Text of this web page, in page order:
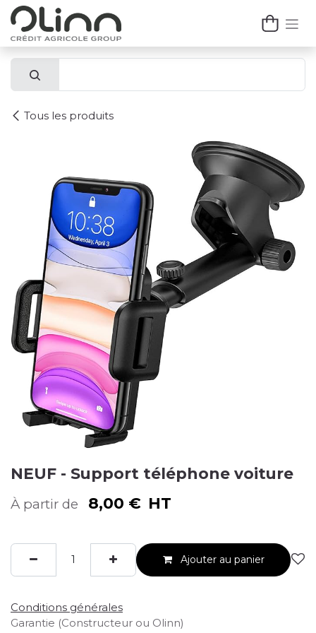
Se rendre au contenu
Tous les produits
NEUF - Support téléphone voiture
À partir de 8,00 € HT
Ajouter au panier
Conditions générales
Garantie (Constructeur ou Olinn)